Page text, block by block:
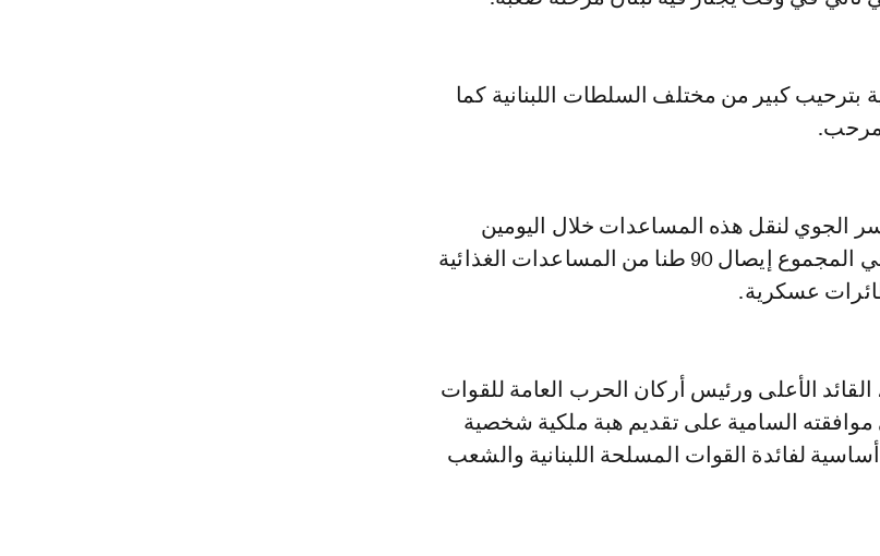
بترحيب كبير من مختلف السلطات اللبنانية كما
الجوي لنقل هذه المساعدات خلال اليومين
المقبلين حيث من المنتظر في المجموع إيصال 90 طنا من المساعدات الغذائية
عسكرية.
الأعلى ورئيس أركان الحرب العامة للقوات
موافقته السامية على تقديم هبة ملكية شخصية
لفائدة القوات المسلحة اللبنانية والشعب